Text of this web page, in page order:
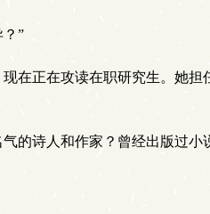
”
正在攻读在职研究生。她
诗人和作家？曾经出版过